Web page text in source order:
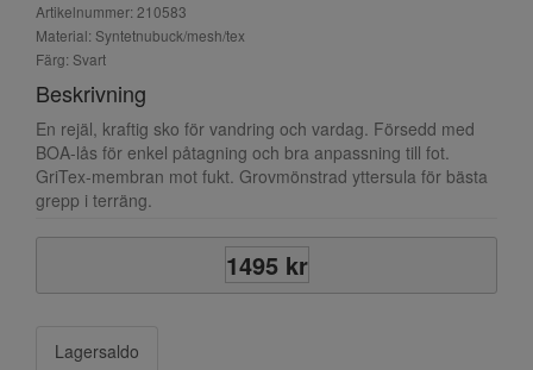
Artikelnummer: 210583
Material: Syntetnubuck/mesh/tex
Färg: Svart
Beskrivning
En rejäl, kraftig sko för vandring och vardag. Försedd med
BOA-lås för enkel påtagning och bra anpassning till fot.
GriTex-membran mot fukt. Grovmönstrad yttersula för bästa
grepp i terräng.
1495 kr
Lagersaldo